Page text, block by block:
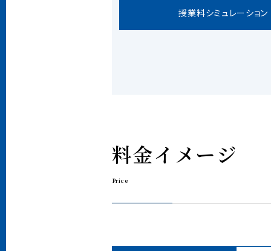
授業料シミュレーション
料金イ メ ージ
Price